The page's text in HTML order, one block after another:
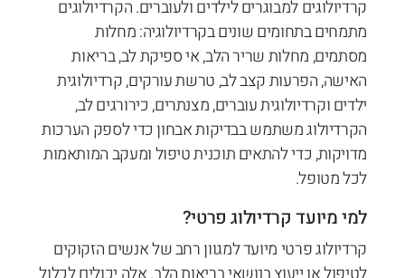
קרדיולוגים למבוגרים לילדים ולעוברים. הקרדיולוגים
מתמחים בתחומים שונים בקרדיולוגיה: מחלות
מסתמים, מחלות שריר הלב, אי ספיקת לב, בריאות
האישה, הפרעות קצב לב, טרשת עורקים, קרדיולוגית
ילדים וקרדיולוגית עוברים, מצנתרים, כירורגים לב,
הקרדיולוג משתמש בבדיקות אבחון כדי לספק הערכות
מדויקות, כדי להתאים תוכנית טיפול ומעקב המותאמות
לכל מטופל.
למי מיועד קרדיולוג פרטי?
קרדיולוג פרטי מיועד למגוון רחב של אנשים הזקוקים